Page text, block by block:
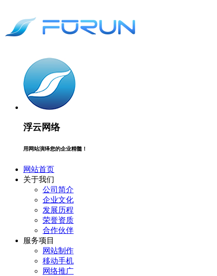
浮云网络
用网站演绎您的企业精髓！
网站首页
关于我们
公司简介
企业文化
发展历程
荣誉资质
合作伙伴
服务项目
网站制作
移动手机
网络推广